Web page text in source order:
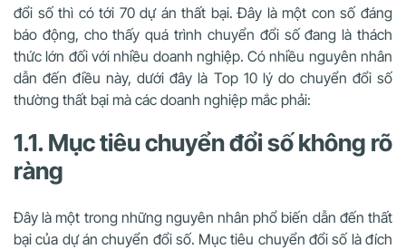
đổi số thì có tới 70 dự án thất bại. Đây là một con số đáng
báo động, cho thấy quá trình chuyển đổi số đang là thách
thức lớn đối với nhiều doanh nghiệp. Có nhiều nguyên nhân
dẫn đến điều này, dưới đây là Top 10 lý do chuyển đổi số
thường thất bại mà các doanh nghiệp mắc phải:
1.1. Mục tiêu chuyển đổi số không rõ
ràng
Đây là một trong những nguyên nhân phổ biến dẫn đến thất
bại của dự án chuyển đổi số. Mục tiêu chuyển đổi số là đích